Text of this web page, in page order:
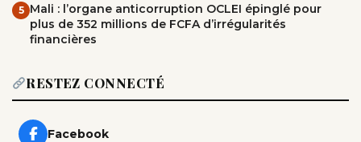
5 Mali : l’organe anticorruption OCLEI épinglé pour
plus de 352 millions de FCFA d’irrégularités
financières
RESTEZ CONNECTÉ
Facebook